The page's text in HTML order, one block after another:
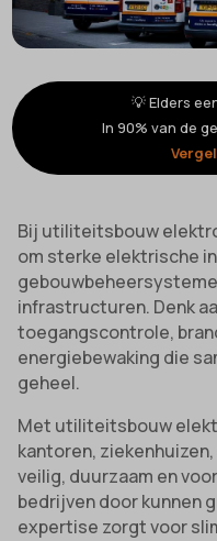
💡 Elders
In 90% van de
Bij utiliteitsbouw
om sterke elektrische
infrastructuren. Denk
toegangscontrole,
energiebewaking die
geheel.
Met utiliteitsbouw
kantoren,
veilig, duurzaam en
bedrijven door kunnen
expertise zorgt voor